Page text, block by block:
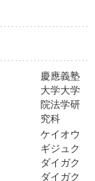
慶應義塾
大学大学
院法学研
究科
ケイオウ
ギジュク
ダイガク
ダイガク